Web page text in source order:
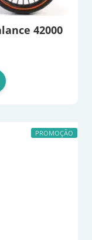
42000
PROMOÇÃO